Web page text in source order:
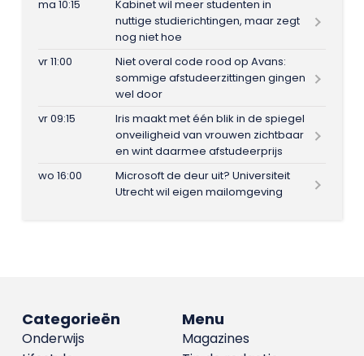
ma 10:15
Kabinet wil meer studenten in
nuttige studierichtingen, maar zegt
nog niet hoe
vr 11:00
Niet overal code rood op Avans:
sommige afstudeerzittingen gingen
wel door
vr 09:15
Iris maakt met één blik in de spiegel
onveiligheid van vrouwen zichtbaar
en wint daarmee afstudeerprijs
wo 16:00
Microsoft de deur uit? Universiteit
Utrecht wil eigen mailomgeving
Menu
Magazines
Categorieën
Onderwijs